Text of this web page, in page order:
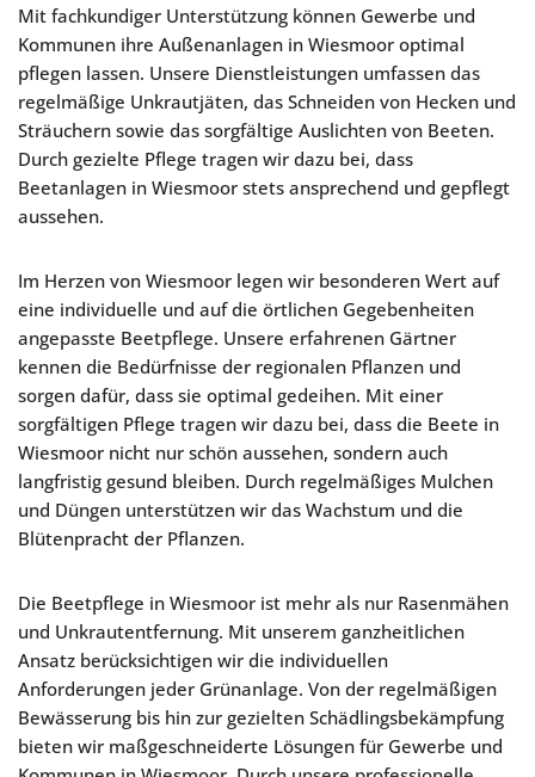
Mit fachkundiger Unterstützung können Gewerbe und
Kommunen ihre Außenanlagen in Wiesmoor optimal
pflegen lassen. Unsere Dienstleistungen umfassen das
regelmäßige Unkrautjäten, das Schneiden von Hecken und
Sträuchern sowie das sorgfältige Auslichten von Beeten.
Durch gezielte Pflege tragen wir dazu bei, dass
Beetanlagen in Wiesmoor stets ansprechend und gepflegt
aussehen.
Im Herzen von Wiesmoor legen wir besonderen Wert auf
eine individuelle und auf die örtlichen Gegebenheiten
angepasste Beetpflege. Unsere erfahrenen Gärtner
kennen die Bedürfnisse der regionalen Pflanzen und
sorgen dafür, dass sie optimal gedeihen. Mit einer
sorgfältigen Pflege tragen wir dazu bei, dass die Beete in
Wiesmoor nicht nur schön aussehen, sondern auch
langfristig gesund bleiben. Durch regelmäßiges Mulchen
und Düngen unterstützen wir das Wachstum und die
Blütenpracht der Pflanzen.
Die Beetpflege in Wiesmoor ist mehr als nur Rasenmähen
und Unkrautentfernung. Mit unserem ganzheitlichen
Ansatz berücksichtigen wir die individuellen
Anforderungen jeder Grünanlage. Von der regelmäßigen
Bewässerung bis hin zur gezielten Schädlingsbekämpfung
bieten wir maßgeschneiderte Lösungen für Gewerbe und